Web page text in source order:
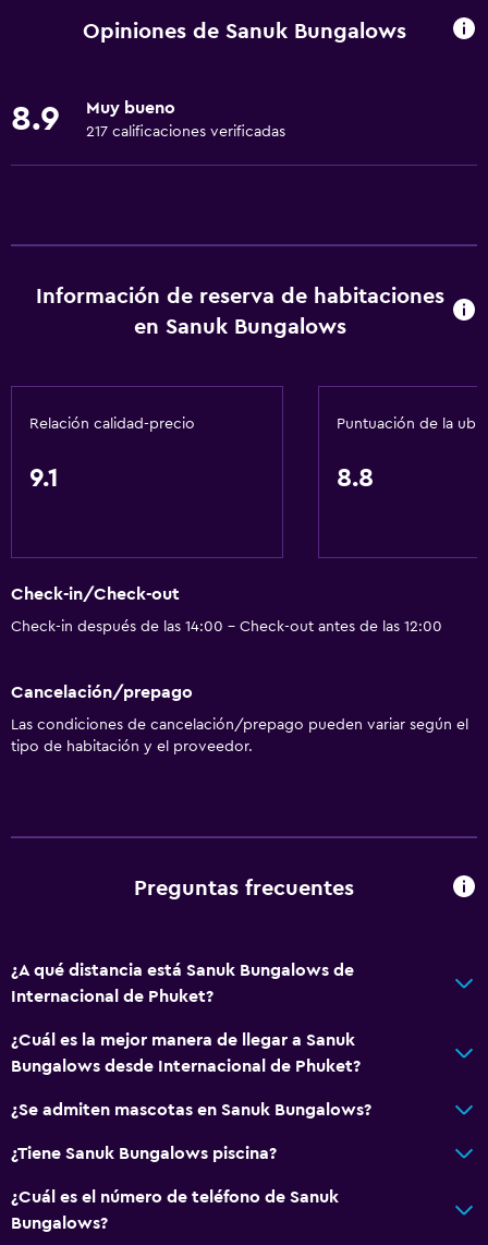
Tetera/cafetera
Servicios básicos
Wifi disponible en todas las instalaciones
Internet
Papeleras
Ducha
Bidé
Papel higiénico
Unidad ubicada en la planta baja
Habitaciones para no fumadores disponibles
Mascotas permitidas bajo consulta (pueden aplicar cargos
extra)
Áreas designadas para fumadores
Aire libre
Terraza/patio
Opiniones de Sanuk Bungalows
8.9 Muy bueno
217 calificaciones verificadas
Información de reserva de habitaciones
en Sanuk Bungalows
Relación calidad-precio
9.1
Puntuación de la
8.8
Check-in/Check-out
Check-in después de las 14:00 - Check-out antes de las 12:00
Cancelación/prepago
Las condiciones de cancelación/prepago pueden variar según el
tipo de habitación y el proveedor.
Preguntas frecuentes
¿A qué distancia está Sanuk Bungalows de
Internacional de Phuket?
¿Cuál es la mejor manera de llegar a Sanuk
Bungalows desde Internacional de Phuket?
¿Se admiten mascotas en Sanuk Bungalows?
¿Tiene Sanuk Bungalows piscina?
¿Cuál es el número de teléfono de Sanuk
Bungalows?